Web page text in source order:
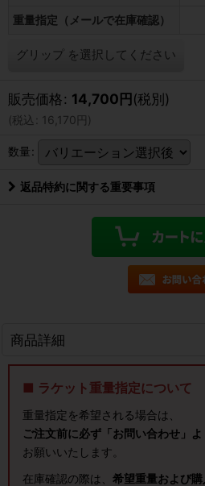
重量指定（メールで在庫確認）
グリップ を選択してください
販売価格: 14,700 円 (税別)
(税込 : 16,170円 )
数量:
返品特約に関する重要事項
商品詳細
■ ラケット重量指定について
重量指定を希望される場合は、
ご注文前に必ず「お問い合わせ」
お願いいたします。
在庫確認の際は、 希望重量および